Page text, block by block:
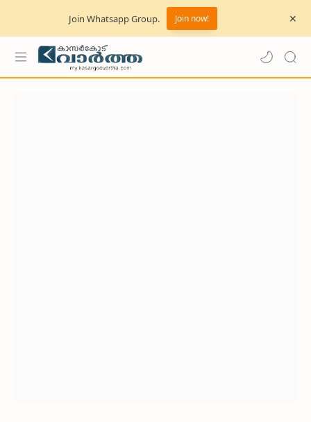
Join Whatsapp Group. Join now!